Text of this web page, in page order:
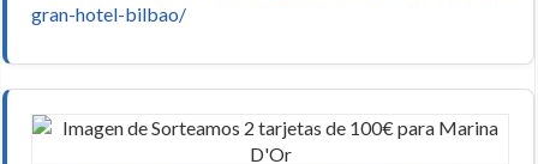
gran-hotel-bilbao/